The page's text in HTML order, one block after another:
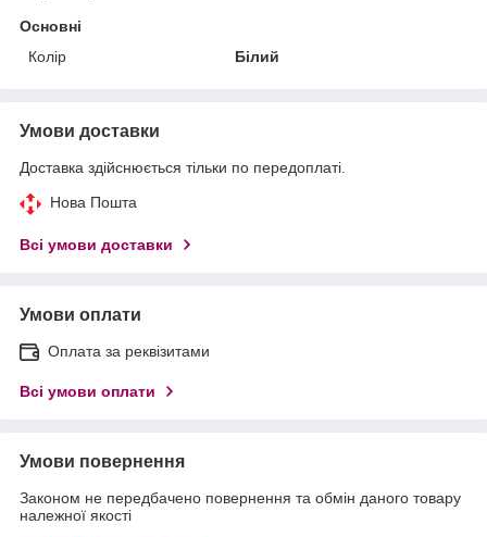
Основні
Колір
Білий
Умови доставки
Доставка здійснюється тільки по передоплаті.
Нова Пошта
Всі умови доставки
Умови оплати
Оплата за реквізитами
Всі умови оплати
Умови повернення
Законом не передбачено повернення та обмін даного товару
належної якості